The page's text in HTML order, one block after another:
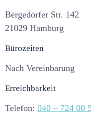
Bergedorfer Str. 142
21029 Hamburg
Bürozeiten
Nach Vereinbarung
Erreichbarkeit
Telefon: 040 – 724 00